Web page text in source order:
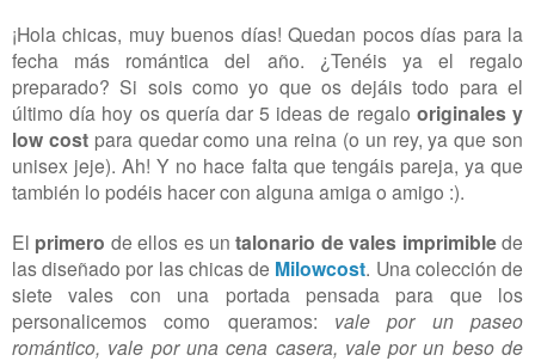
¡Hola chicas, muy buenos días! Quedan pocos días para la
fecha más romántica del año. ¿Tenéis ya el regalo
preparado? Si sois como yo que os dejáis todo para el
último día hoy os quería dar 5 ideas de regalo originales y
low costpara quedar como una reina (o un rey, ya que son
unisex jeje). Ah! Y no hace falta que tengáis pareja, ya que
también lo podéis hacer con alguna amiga o amigo :).
El primero de ellos es untalonario de vales imprimiblede
las diseñado por las chicas de Milowcost. Una colección de
siete vales con una portada pensada para que los
personalicemos como queramos: vale por un paseo
romántico, vale por una cena casera, vale por un beso de